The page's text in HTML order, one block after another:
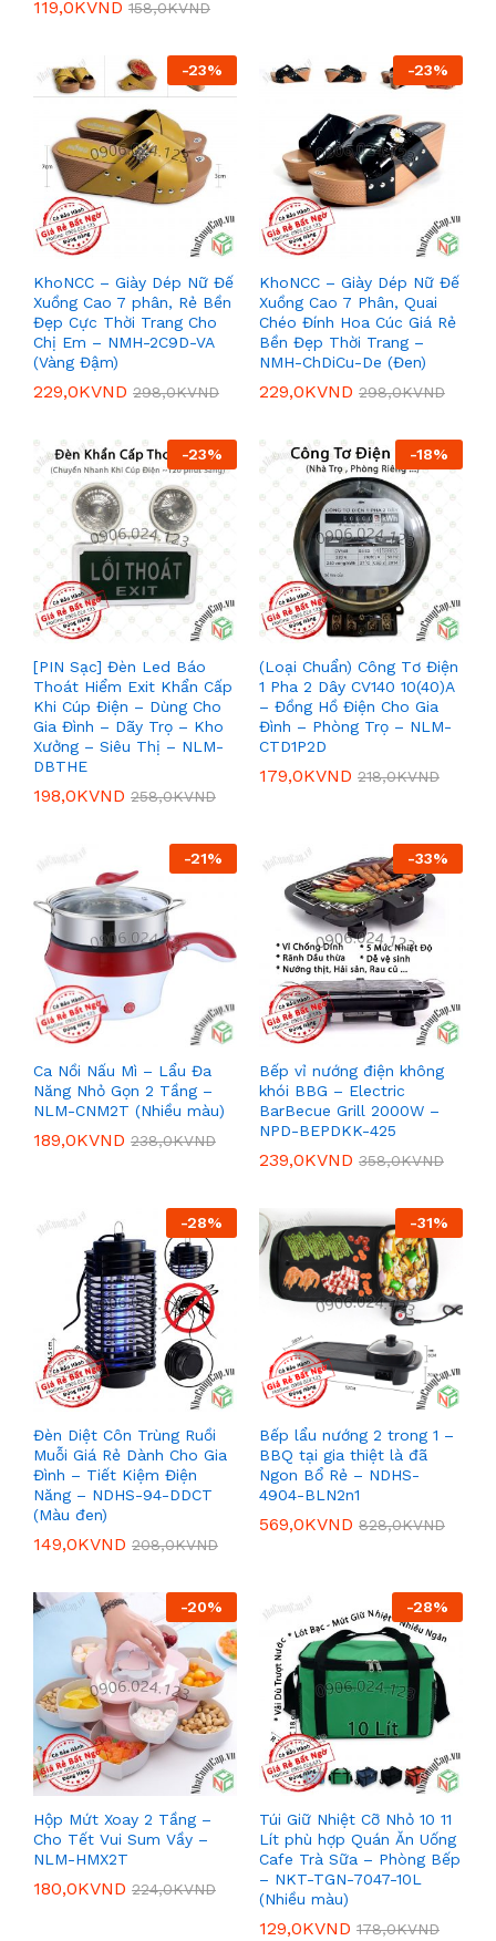
119,0KVND 158,0KVND
-23%
KhoNCC – Giày Dép Nữ Đế
Xuồng Cao 7 phân, Rẻ Bền
Đẹp Cực Thời Trang Cho
Chị Em – NMH-2C9D-VA
(Vàng Đậm)
229,0KVND 298,0KVND
-23%
KhoNCC – Giày Dép Nữ Đế
Xuồng Cao 7 Phân, Quai
Chéo Đính Hoa Cúc Giá Rẻ
Bền Đẹp Thời Trang –
NMH-ChDiCu-De (Đen)
229,0KVND 298,0KVND
-23%
[PIN Sạc] Đèn Led Báo
Thoát Hiểm Exit Khẩn Cấp
Khi Cúp Điện – Dùng Cho
Gia Đình – Dãy Trọ – Kho
Xưởng – Siêu Thị – NLM-
DBTHE
198,0KVND 258,0KVND
-18%
(Loại Chuẩn) Công Tơ Điện
1 Pha 2 Dây CV140 10(40)A
– Đồng Hồ Điện Cho Gia
Đình – Phòng Trọ – NLM-
CTD1P2D
179,0KVND 218,0KVND
-21%
Ca Nồi Nấu Mì – Lẩu Đa
Năng Nhỏ Gọn 2 Tầng –
NLM-CNM2T (Nhiều màu)
189,0KVND 238,0KVND
-33%
Bếp vỉ nướng điện không
khói BBG – Electric
BarBecue Grill 2000W –
NPD-BEPDKK-425
239,0KVND 358,0KVND
-28%
Đèn Diệt Côn Trùng Ruồi
Muỗi Giá Rẻ Dành Cho Gia
Đình – Tiết Kiệm Điện
Năng – NDHS-94-DDCT
(Màu đen)
149,0KVND 208,0KVND
-31%
Bếp lẩu nướng 2 trong 1 –
BBQ tại gia thiệt là đã
Ngon Bổ Rẻ – NDHS-
4904-BLN2n1
569,0KVND 828,0KVND
-20%
Hộp Mứt Xoay 2 Tầng –
Cho Tết Vui Sum Vầy –
NLM-HMX2T
180,0KVND 224,0KVND
-28%
Túi Giữ Nhiệt Cỡ Nhỏ 10 11
Lít phù hợp Quán Ăn Uống
Cafe Trà Sữa – Phòng Bếp
– NKT-TGN-7047-10L
(Nhiều màu)
129,0KVND 178,0KVND